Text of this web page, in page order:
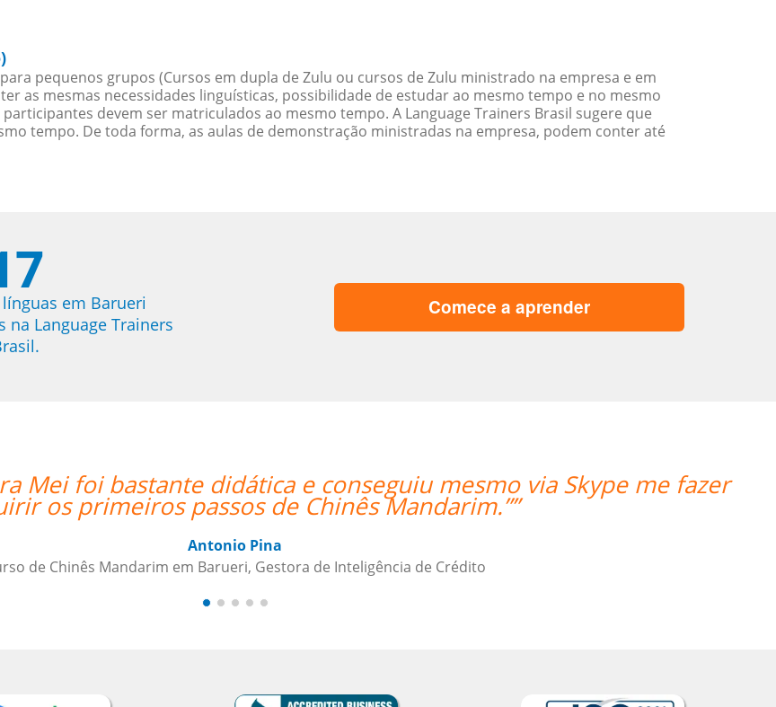
pequenos grupos (Cursos em dupla de Zulu ou cursos de Zulu ministrado na empresa e em
as mesmas necessidades linguísticas, possibilidade de estudar ao mesmo tempo e no mesmo
devem ser matriculados ao mesmo tempo. A Language Trainers Brasil sugere que
tempo. De toda forma, as aulas de demonstração ministradas na empresa, podem conter até
em Barueri
na Language Trainers
Comece a aprender
“”The lesson went great! We will be continuing the lessons. Thank you
support and for finding the best teacher for me. ””
Curso de Português em Belém